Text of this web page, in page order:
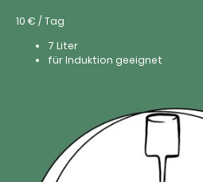
10 € / Tag
7 Liter
für Induktion geeignet